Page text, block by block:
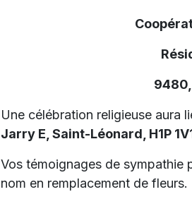
Une célébration religieuse aura
Jarry E, Saint-Léonard, H1P
Vos témoignages de sympathie
nom en remplacement de fleurs.